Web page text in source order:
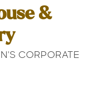
&
CORPORATE